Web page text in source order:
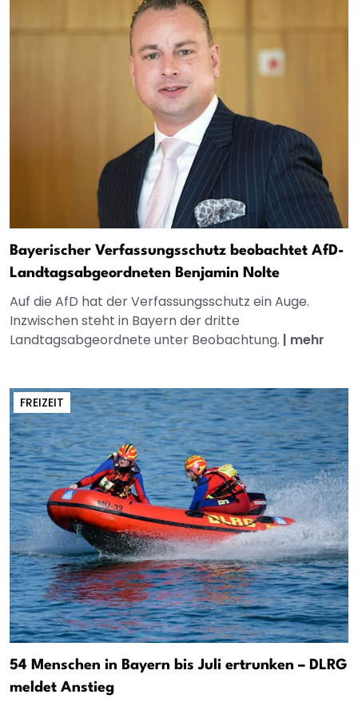
Bayerischer Verfassungsschutz beobachtet AfD-
Landtagsabgeordneten Benjamin Nolte
Auf die AfD hat der Verfassungsschutz ein Auge.
Inzwischen steht in Bayern der dritte
Landtagsabgeordnete unter Beobachtung. | mehr
FREIZEIT
54 Menschen in Bayern bis Juli ertrunken – DLRG
meldet Anstieg